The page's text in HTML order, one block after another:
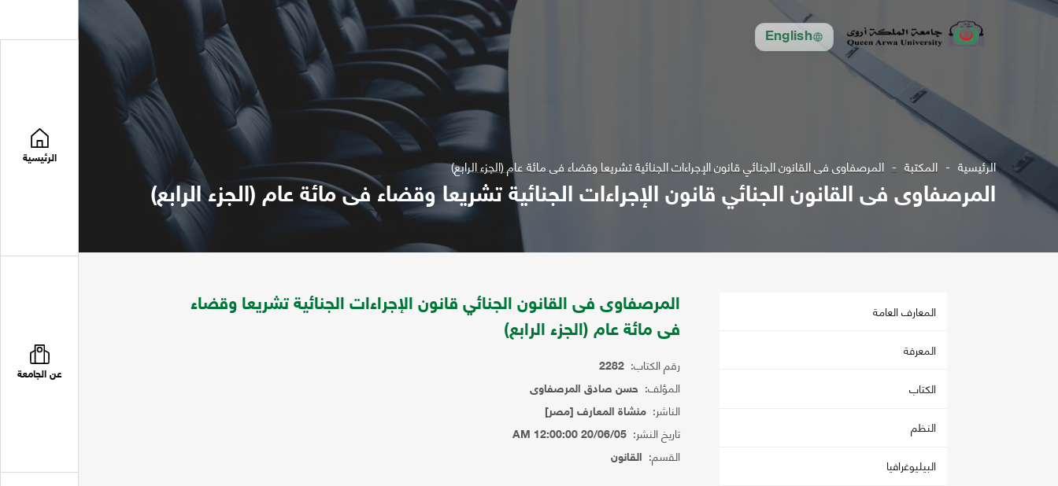
English
الرئيسية
عن الجامعة
الرئيسية المكتبة المرصفاوى فى القانون الجنائي قانون الإجراءات الجنائية تشريعا وقضاء فى مائة عام (الجزء الرابع)
المرصفاوى فى القانون الجنائي قانون الإجراءات الجنائية تشريعا وقضاء فى مائة عام (الجزء الرابع)
المعارف العامة
المعرفة
الكتاب
النظم
البيليوغرافيا
المرصفاوى فى القانون الجنائي قانون الإجراءات الجنائية تشريعا وقضاء
فى مائة عام (الجزء الرابع)
رقم الكتاب: 2282
المؤلف: حسن صادق المرصفاوى
الناشر: منشاة المعارف [مصر]
تاريخ النشر: 20/06/05 12:00:00 AM
القسم: القانون